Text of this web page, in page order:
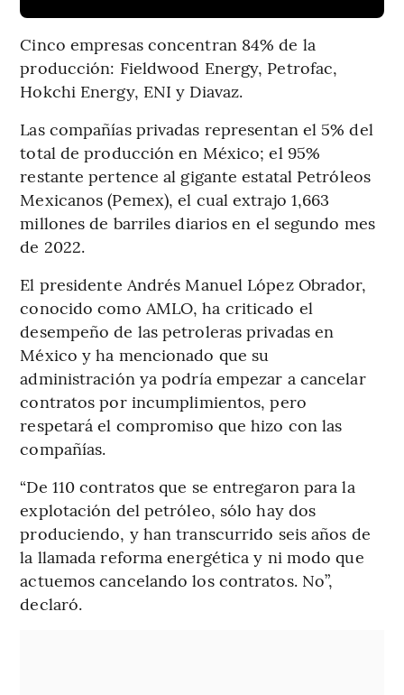
Cinco empresas concentran 84% de la
producción: Fieldwood Energy, Petrofac,
Hokchi Energy, ENI y Diavaz.
Las compañías privadas representan el 5% del
total de producción en México; el 95%
restante pertence al gigante estatal Petróleos
Mexicanos (Pemex), el cual extrajo 1,663
millones de barriles diarios en el segundo mes
de 2022.
El presidente Andrés Manuel López Obrador,
conocido como AMLO, ha criticado el
desempeño de las petroleras privadas en
México y ha mencionado que su
administración ya podría empezar a cancelar
contratos por incumplimientos, pero
respetará el compromiso que hizo con las
compañías.
“De 110 contratos que se entregaron para la
explotación del petróleo, sólo hay dos
produciendo, y han transcurrido seis años de
la llamada reforma energética y ni modo que
actuemos cancelando los contratos. No”,
declaró.